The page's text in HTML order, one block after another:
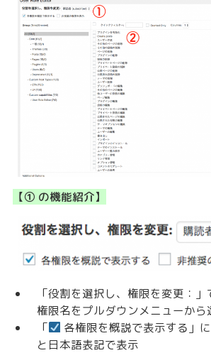
【① の機能紹介】
「役割を選択し、権限を変更：
権限名をプルダウンメニューから
「
各権限を概説で表示する」
と日本語表記で表示